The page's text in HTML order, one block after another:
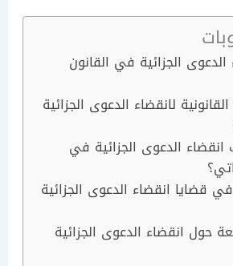
في القانون
الدعوى الجزائية
الجزائية في
انقضاء الدعوى الجزائية
الدعوى الجزائية